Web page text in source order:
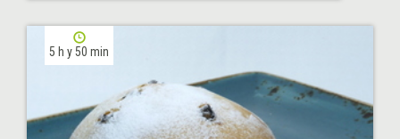
5 h y 50 min